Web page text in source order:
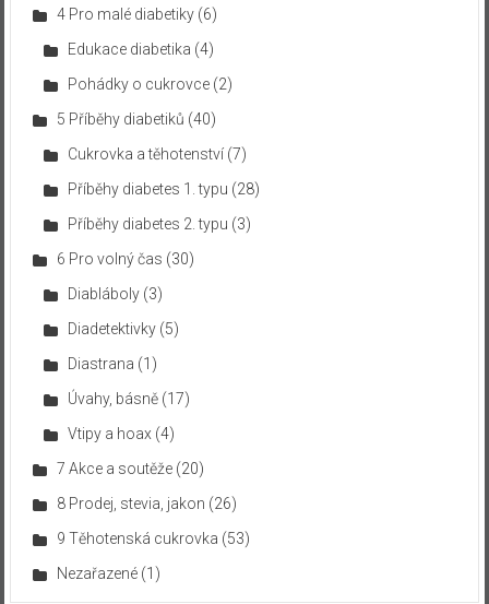
4 Pro malé diabetiky(6)
Edukace diabetika (4)
Pohádky o cukrovce(2)
5 Příběhy diabetiků (40)
Cukrovka a těhotenství(7)
Příběhy diabetes 1. typu (28)
Příběhy diabetes 2. typu (3)
6 Pro volný čas (30)
Diabláboly(3)
Diadetektivky(5)
Diastrana (1)
Úvahy, básně(17)
Vtipy a hoax (4)
7 Akce a soutěže(20)
8 Prodej, stevia, jakon (26)
9 Těhotenská cukrovka (53)
Nezařazené(1)